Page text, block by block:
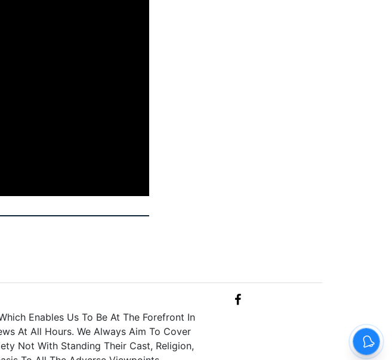
Enables Us To Be At The Forefront In
At All Hours. We Always Aim To Cover
Not With Standing Their Cast, Religion,